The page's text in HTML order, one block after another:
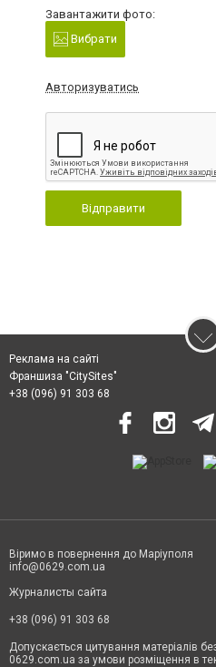
Завантажити фото:
Вибрати
Авторизуватись
Відправити
Реклама на сайті
Франшиза "CitySites"
+38 (096) 91 303 68
Віримо в повернення до Маріуполя
info@0629.com.ua
Журналисты сайта
+38 (096) 91 303 68
Допускається цитування матеріалів
0629.com.ua за умови розміщення в